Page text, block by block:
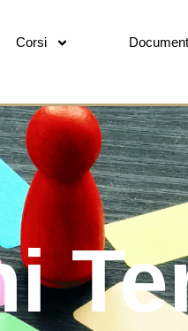
Corsi